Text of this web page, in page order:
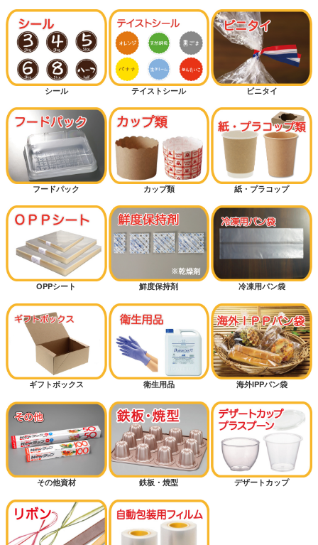
シール テイストシール ビニタイ
フードパック カップ類 紙・プラコップ
OPPシート 鮮度保持剤 冷凍用パン袋
ギフトボックス 衛生用品 海外IPPパン袋
その他資材 鉄板・焼型 デザートカップ